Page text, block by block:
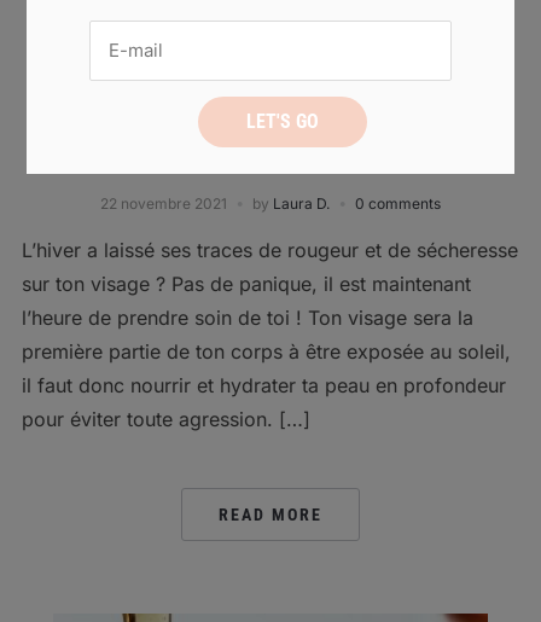
BEAUTÉ BIEN-ÊTRE ET SANTÉ
Masques naturels pour une peau parfaite
22 novembre 2021 by Laura D. 0 comments
L’hiver a laissé ses traces de rougeur et de sécheresse
sur ton visage ? Pas de panique, il est maintenant
l’heure de prendre soin de toi ! Ton visage sera la
première partie de ton corps à être exposée au soleil,
il faut donc nourrir et hydrater ta peau en profondeur
pour éviter toute agression. […]
READ MORE